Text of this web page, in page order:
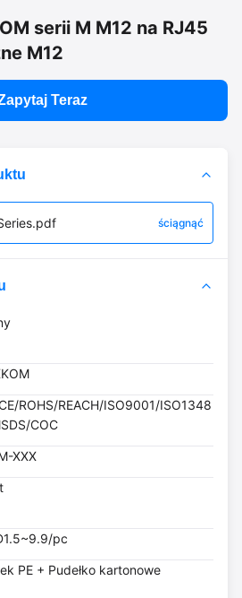
serii M M12 na RJ45
M12
Teraz
ściągnąć
ROHS/REACH/ISO9001/ISO1348
COC
XXX
pc
PE + Pudełko kartonowe